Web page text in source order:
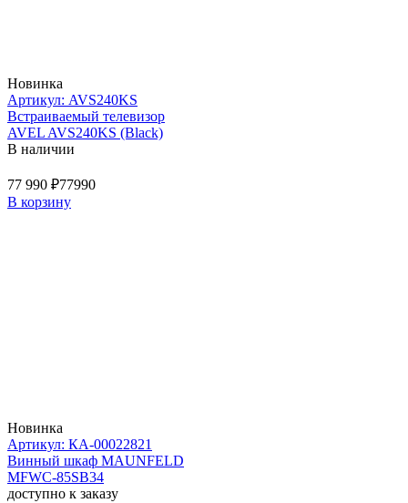
Новинка
Артикул: AVS240KS
Встраиваемый телевизор
AVEL AVS240KS (Black)
В наличии
77 990 ₽77990
В корзину
Новинка
Артикул: КА-00022821
Винный шкаф MAUNFELD
MFWC-85SB34
доступно к заказу